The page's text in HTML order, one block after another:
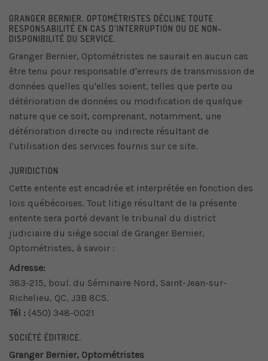
GRANGER BERNIER, OPTOMÉTRISTES DÉCLINE TOUTE
RESPONSABILITÉ EN CAS D'INTERRUPTION OU DE NON-
DISPONIBILITÉ DU SERVICE.
Granger Bernier, Optométristes ne saurait en aucun cas
être tenu pour responsable d'erreurs de transmission de
données quelles qu'elles soient, telles que perte ou
détérioration de données ou modification de quelque
nature que ce soit, comprenant, notamment, une
détérioration directe ou indirecte résultant de
l'utilisation des services fournis sur ce site.
JURIDICTION
Cette entente est encadrée et interprétée en fonction des
lois québécoises. Tout litige résultant de la présente
entente sera porté devant le tribunal du district
judiciaire du siège social de Granger Bernier,
Optométristes, à savoir :
Adresse:
383-215, boul. du Séminaire Nord, Saint-Jean-sur-
Richelieu, QC, J3B 8C5.
Tél : (450) 348-0021
SOCIÉTÉ ÉDITRICE.
Granger Bernier, Optométristes